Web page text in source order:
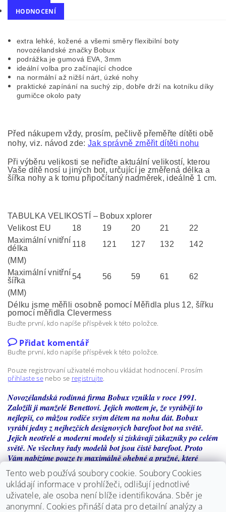
HODNOCENÍ
extra lehké, kožené a všemi směry flexibilní boty
novozélandské značky Bobux
podrážka je gumová EVA, 3mm
ideální volba pro začínající chodce
na normální až nižší nárt, úzké nohy
praktické zapínání na suchý zip, dobře drží na kotníku díky
gumičce okolo paty
Před nákupem vždy, prosím, pečlivě přeměřte dítěti obě
nohy, viz. návod zde:Jak správně změřit dítěti nohu
Při výběru velikosti se neřiďte aktuální velikostí, kterou
Vaše dítě nosí u jiných bot, určující je změřená délka a
šířka nohy a k tomu připočítaný nadměrek, ideálně 1 cm.
TABULKA VELIKOSTÍ – Bobux xplorer
Velikost EU
18 19 20 21
22
Maximální vnitřní
délka
118 121 127 132
142
(MM)
Maximální vnitřní
šířka
54 56 59 61
62
(MM)
Délku jsme měřili osobně pomocí Měřidla plus 12, šířku
pomocí měřidla Clevermess
Buďte první, kdo napíše příspěvek k této položce.
Přidat komentář
Buďte první, kdo napíše příspěvek k této položce.
Pouze registrovaní uživatelé mohou vkládat hodnocení. Prosím
přihlaste senebo se registrujte.
Novozélandská rodinná firma Bobux vznikla v roce 1991.
Založili ji manželé Benettovi. Jejich mottem je, že vyrábějí to
nejlepší, co můžou rodiče svým dětem na nohu dát. Bobux
vyrábí jedny z nejhezčích designových barefoot bot na světě.
Jejich neotřelé a moderní modely si získávají zákazníky po celém
světě. Ne všechny řady modelů bot jsou čistě barefoot. Proto
Vám nabízíme pouze ty maximálně ohebné a pružné, které
splňují podmínky barefootových bot. Jedná se o řadu pro první
krůčky dětí Xplorer, Play a pak kompromisní boty téměř
barefoot řady Step-up a I-walk.
Určení:
Tento web používá soubory cookie. Soubory Cookies
ukládají informace v prohlížeči, odlišují jednotlivé
uživatele, ale osoba není blíže identifikována. Sběr je
anonymní. Cookies přináší data pro detailní analýzy a